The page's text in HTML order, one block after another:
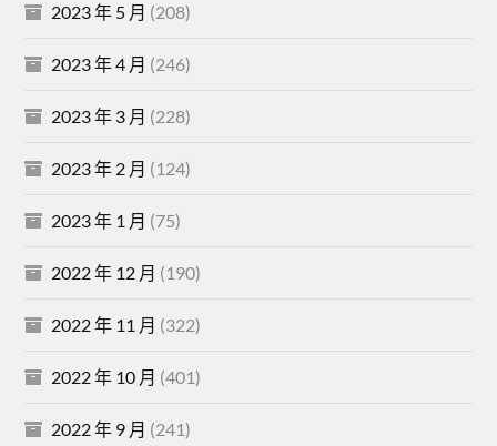
2023 年 5 月 (208)
2023 年 4 月 (246)
2023 年 3 月 (228)
2023 年 2 月 (124)
2023 年 1 月 (75)
2022 年 12 月 (190)
2022 年 11 月 (322)
2022 年 10 月 (401)
2022 年 9 月 (241)